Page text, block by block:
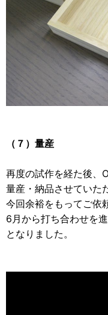
（７）量産
再度の試作を経た後、
量産・納品させていた
今回余裕をもってご依
6月から打ち合わせを
となりました。